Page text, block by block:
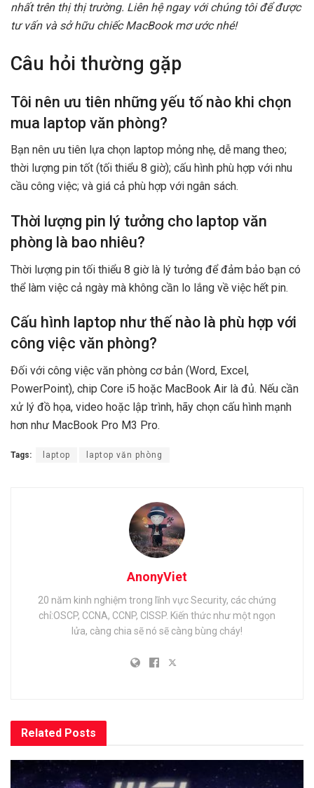
nhất trên thị thị trường. Liên hệ ngay với chúng tôi để được
tư vấn và sở hữu chiếc MacBook mơ ước nhé!
Câu hỏi thường gặp
Tôi nên ưu tiên những yếu tố nào khi chọn
mua laptop văn phòng?
Bạn nên ưu tiên lựa chọn laptop mỏng nhẹ, dễ mang theo;
thời lượng pin tốt (tối thiểu 8 giờ); cấu hình phù hợp với nhu
cầu công việc; và giá cả phù hợp với ngân sách.
Thời lượng pin lý tưởng cho laptop văn
phòng là bao nhiêu?
Thời lượng pin tối thiểu 8 giờ là lý tưởng để đảm bảo bạn có
thể làm việc cả ngày mà không cần lo lắng về việc hết pin.
Cấu hình laptop như thế nào là phù hợp với
công việc văn phòng?
Đối với công việc văn phòng cơ bản (Word, Excel,
PowerPoint), chip Core i5 hoặc MacBook Air là đủ. Nếu cần
xử lý đồ họa, video hoặc lập trình, hãy chọn cấu hình mạnh
hơn như MacBook Pro M3 Pro.
Tags: laptop laptop văn phòng
AnonyViet
20 năm kinh nghiệm trong lĩnh vực Security, các chứng
chỉ:OSCP, CCNA, CCNP, CISSP. Kiến thức như một ngọn
lửa, càng chia sẽ nó sẽ càng bùng cháy!
Related Posts